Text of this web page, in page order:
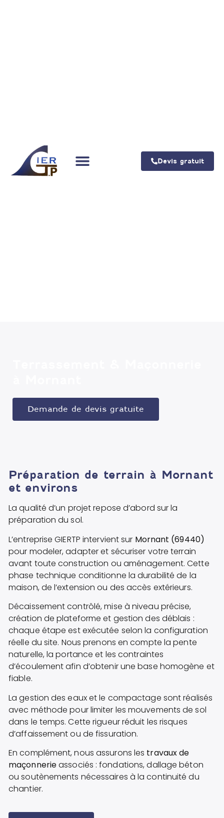
Devis gratuit
Demande de devis gratuite
Préparation de terrain à Mornant
et environs
La qualité d’un projet repose d’abord sur la
préparation du sol.
L’entreprise GIERTP intervient sur Mornant (69440)
pour modeler, adapter et sécuriser votre terrain
avant toute construction ou aménagement. Cette
phase technique conditionne la durabilité de la
maison, de l’extension ou des accès extérieurs.
Décaissement contrôlé, mise à niveau précise,
création de plateforme et gestion des déblais :
chaque étape est exécutée selon la configuration
réelle du site. Nous prenons en compte la pente
naturelle, la portance et les contraintes
d’écoulement afin d’obtenir une base homogène et
fiable.
La gestion des eaux et le compactage sont réalisés
avec méthode pour limiter les mouvements de sol
dans le temps. Cette rigueur réduit les risques
d’affaissement ou de fissuration.
En complément, nous assurons les travaux de
maçonnerieassociés : fondations, dallage béton
ou soutènements nécessaires à la continuité du
chantier.